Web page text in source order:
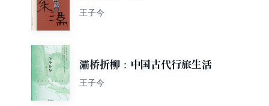
王子今
灞桥折柳：中国古代行旅生活
王子今